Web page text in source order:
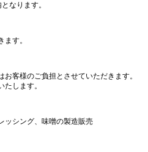
なります。
す。
客様のご負担とさせていただきます。
します。
ッシング、味噌の製造販売